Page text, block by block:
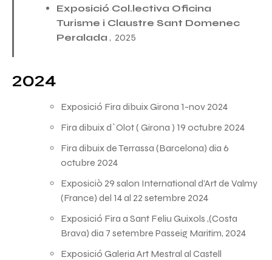
Exposició Col.lectiva Oficina
Turisme i Claustre Sant Domenec
Peralada , 2025
2024
Exposició Fira dibuix Girona 1-nov 2024
Fira dibuix d`Olot ( Girona ) 19 octubre 2024
Fira dibuix de Terrassa (Barcelona) dia 6
octubre 2024
Exposiciò 29 salon International d’Art de Valmy
(France) del 14 al 22 setembre 2024
Exposició Fira a Sant Feliu Guixols ,(Costa
Brava) dia 7 setembre Passeig Maritim, 2024
Exposició Galeria Art Mestral al Castell